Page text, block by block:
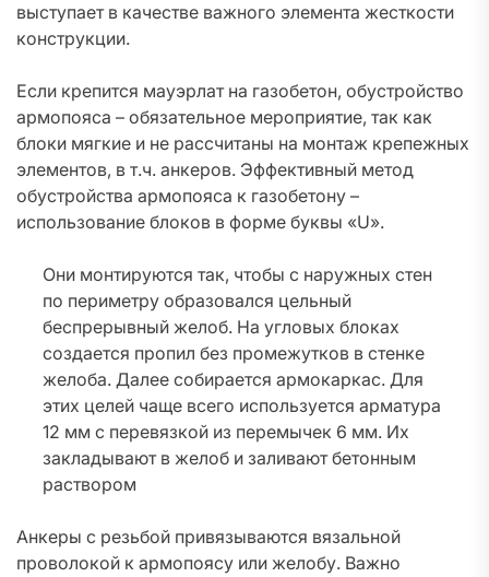
выступает в качестве важного элемента жесткости
конструкции.
Если крепится мауэрлат на газобетон, обустройство
армопояса – обязательное мероприятие, так как
блоки мягкие и не рассчитаны на монтаж крепежных
элементов, в т.ч. анкеров. Эффективный метод
обустройства армопояса к газобетону –
использование блоков в форме буквы «U».
Они монтируются так, чтобы с наружных стен
по периметру образовался цельный
беспрерывный желоб. На угловых блоках
создается пропил без промежутков в стенке
желоба. Далее собирается армокаркас. Для
этих целей чаще всего используется арматура
12 мм с перевязкой из перемычек 6 мм. Их
закладывают в желоб и заливают бетонным
раствором
Анкеры с резьбой привязываются вязальной
проволокой к армопоясу или желобу. Важно